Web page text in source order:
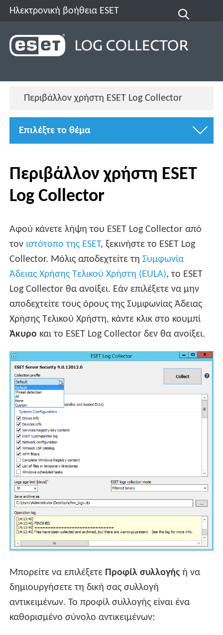
Ηλεκτρονική βοήθεια ESET
Περιβάλλον χρήστη ESET Log Collector
Επιλέξτε το θέμα
Περιβάλλον χρήστη ESET
Log Collector
Αφού κάνετε λήψη του ESET Log Collector από
τον ιστότοπο της ESET, ξεκινήστε το ESET Log
Collector. Μόλις αποδεχτείτε τηΣυμφωνία
Άδειας Χρήσης Τελικού Χρήστη (EULA), το ESET
Log Collector θα ανοίξει. Εάν επιλέξετε να μην
αποδεχτείτε τους όρους της Συμφωνίας Άδειας
Χρήσης Τελικού Χρήστη, κάντε κλικ στο κουμπί
Άκυρο και το ESET Log Collector δεν θα ανοίξει.
Μπορείτε να επιλέξετε Προφίλ συλλογής ή να
δημιουργήσετε τη δική σας συλλογή
αντικειμένων. Το προφίλ συλλογής είναι ένα
καθορισμένο σύνολο αντικειμένων: